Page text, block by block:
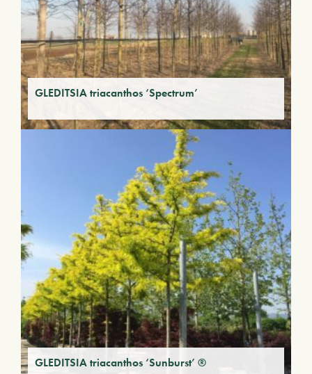
GLEDITSIA triacanthos ‘Spectrum’
GLEDITSIA triacanthos ‘Sunburst’ ®